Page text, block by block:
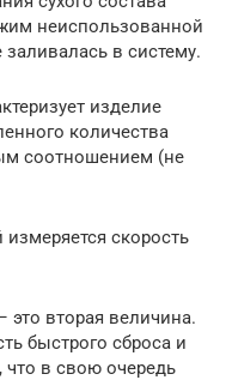
неиспользованной
в систему.
изделие
количества
соотношением (не
скорость
это вторая величина.
быстрого сброса и
в свою очередь